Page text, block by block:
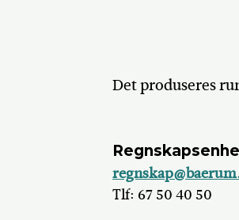
Det produseres
Tlf: 67 50 40 50